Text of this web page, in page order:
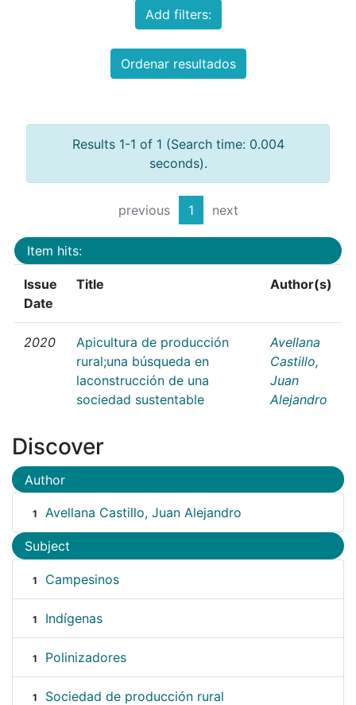
Add filters:
Ordenar resultados
Results 1-1 of 1 (Search time: 0.004
seconds).
previous 1 next
Item hits:
Issue
Date
Title Author(s)
2020
Apicultura de producción
rural;una búsqueda en
laconstrucción de una
sociedad sustentable
Avellana
Castillo,
Juan
Alejandro
Discover
Author
1 Avellana Castillo, Juan Alejandro
Subject
1 Campesinos
1 Indígenas
1 Polinizadores
1 Sociedad de producción rural